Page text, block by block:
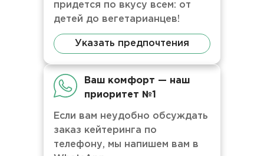
придется по вкусу всем: от
детей до вегетарианцев!
Указать предпочтения
Ваш комфорт — наш
приоритет №1
Если вам неудобно обсуждать
заказ кейтеринга по
телефону, мы напишем вам в